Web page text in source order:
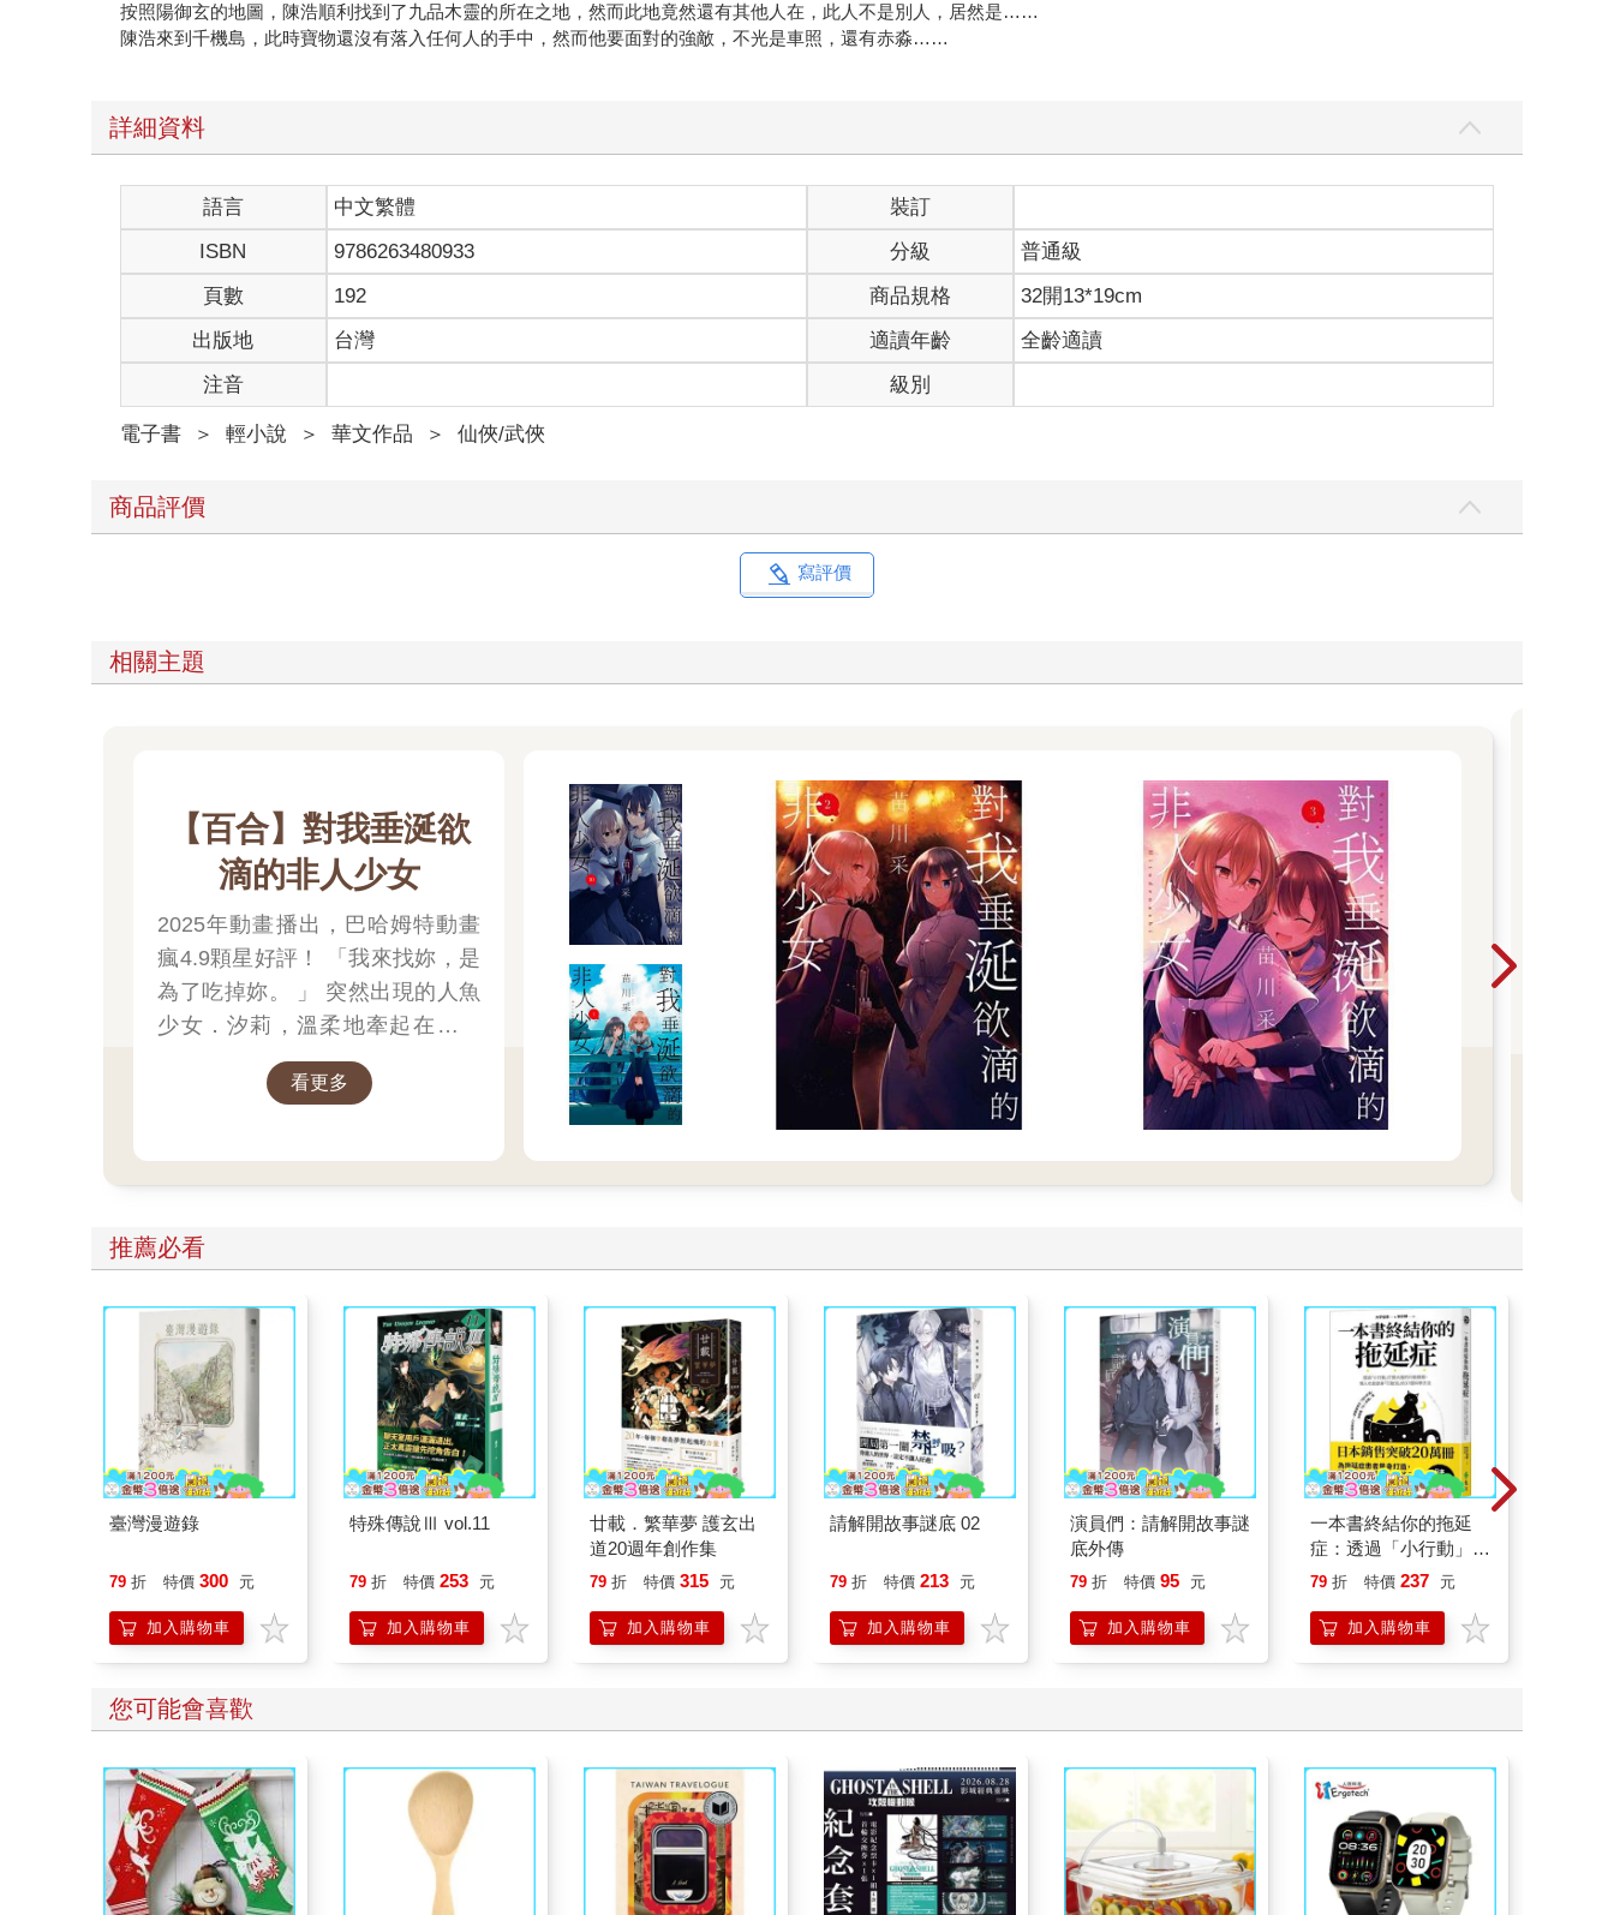
按照陽御玄的地圖，陳浩順利找到了九品木靈的所在之地，然而此地竟然還有其他人在，此人不是別人，居然是……
陳浩來到千機島，此時寶物還沒有落入任何人的手中，然而他要面對的強敵，不光是車照，還有赤淼……
詳細資料
語言 中文繁體
裝訂
ISBN
9786263480933 分級
普通級
頁數
192 商品規格
32開13*19cm
出版地
台灣 適讀年齡
全齡適讀
注音
級別
電子書 ＞ 輕小說 ＞ 華文作品 ＞ 仙俠/武俠
商品評價
寫評價
相關主題
【百合】對我垂涎欲
滴的非人少女
2025年動畫播出，巴哈姆特動畫
瘋4.9顆星好評！ 「我來找妳，是
為了吃掉妳。 」 突然出現的人魚
少女．汐莉，溫柔地牽起在靠海
城鎮獨居的女高中生．比名子的
手，對她這麼說。
看更多
推薦必看
臺灣漫遊錄
79 折 特價 300 元
加入購物車
特殊傳說Ⅲ vol.11
79 折 特價 253 元
加入購物車
廿載．繁華夢 護玄出
道20週年創作集
79 折 特價 315 元
加入購物車
請解開故事謎底 02
79 折 特價 213 元
加入購物車
演員們：請解開故事謎
底外傳
79 折 特價 95 元
加入購物車
一本書終結你的拖延
症：透過「小行動」打
開大腦的行動開關，懶
的37個科學方法
79 折 特價 237 元
加入購物車
您可能會喜歡